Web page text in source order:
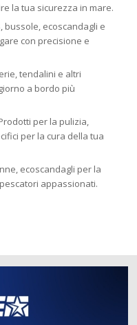
la tua sicurezza in mare.
bussole, ecoscandagli e
con precisione e
tendalini e altri
a bordo più
per la pulizia,
per la cura della tua
ecoscandagli per la
appassionati.